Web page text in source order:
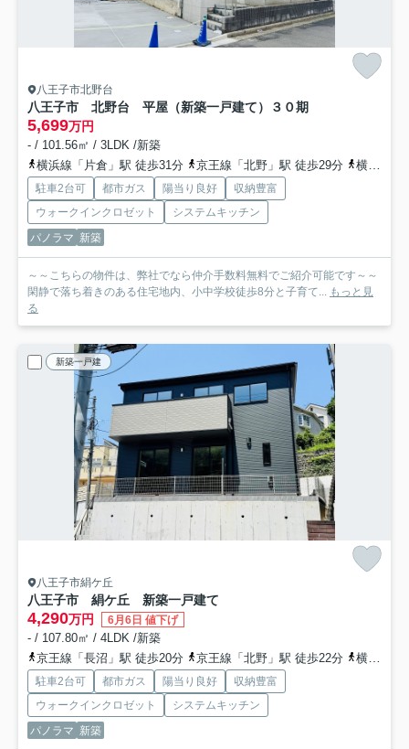
八王子市北野台
八王子市 北野台 平屋（新築一戸建て）３０期
5,699万円
- / 101.56㎡ / 3LDK /新築
横浜線「片倉」駅 徒歩31分
京王線「北野」駅 徒歩29分 横浜線「八王子みなみ野」駅 徒歩33分
駐車2台可 都市ガス 陽当り良好
収納豊富
ウォークインクロゼット
システムキッチン
パノラマ 新築
～～こちらの物件は、弊社でなら仲介手数料無料でご紹介可能です～～
閑静で落ち着きのある住宅地内、小中学校徒歩8分と子育て... もっと見
る
新築一戸建
八王子市絹ケ丘
八王子市 絹ケ丘 新築一戸建て
4,290万円 6月6日 値下げ
- / 107.80㎡ / 4LDK /新築
京王線「長沼」駅 徒歩20分
京王線「北野」駅 徒歩22分 横浜線「八王子みなみ野」駅 徒歩48分
駐車2台可 都市ガス 陽当り良好
収納豊富
ウォークインクロゼット
システムキッチン
パノラマ 新築